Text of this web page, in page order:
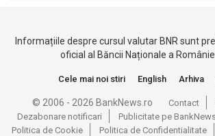
Informațiile despre cursul valutar BNR sunt
oficial al Băncii Naționale a
Cele mai noi stiri English Arhiva
© 2006 - 2026 BankNews.ro Contact
Dezabonare notificari
Publicitate pe
Politica de Cookie
Politica de Confidentialitate